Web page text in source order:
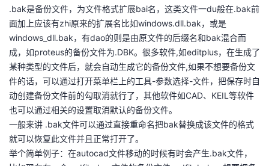
发
者
学
堂
我
Programs
的
支
持
我
的
我
.bak是备份文件，为文件格式扩展bai名，这类文件一du般在.bak前
面加上应该有zhi原来的扩展名比如windows.dll.bak，或是
windows_dll.bak，有dao的则是由原文件的后缀名和bak混合而
成，如proteus的备份文件为.DBK。很多软件,如editplus，在生成了
某种类型的文件后，就会自动生成它的备份文件,如果不想要备份文
件的话，可以通过打开菜单栏上的工具-参数选择-文件，把保存时自
动创建备份文件前的勾取消就行了，其他软件如CAD、KEIL等软件
也可以通过相关的设置取消默认的备份文件。
一般来讲 .bak文件可以通过直接重命名把bak替换成该文件的格式
就可以恢复此文件并且正常打开了。
举个简单例子：在autocad文件移动的时候有时会产生.bak文件，